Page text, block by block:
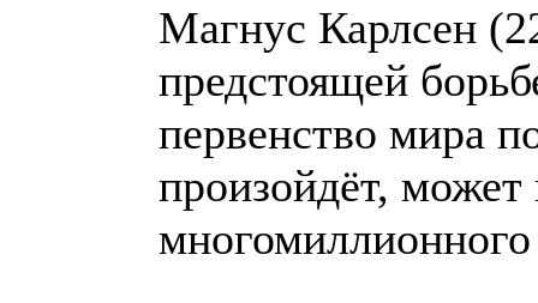
Магнус Карлсен
предстоящей
первенство мира
произойдёт,